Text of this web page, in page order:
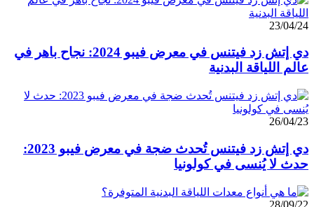
23/04/24
دي إتش زد فيتنس في معرض فيبو 2024: نجاح باهر في
عالم اللياقة البدنية
26/04/23
دي إتش زد فيتنس تُحدث ضجة في معرض فيبو 2023:
حدث لا يُنسى في كولونيا
28/09/22